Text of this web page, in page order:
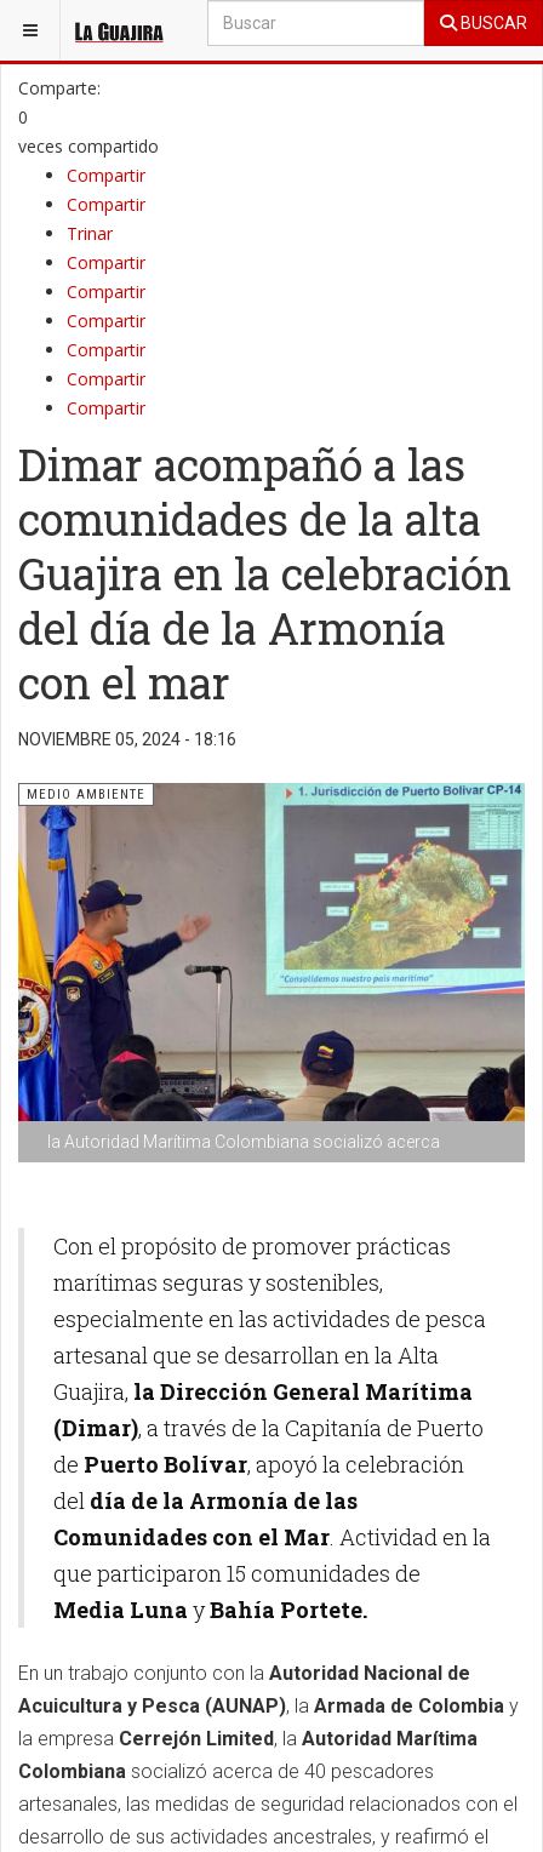
BUSCAR
ESTÁ AQUÍ: GENERAL MEDIO AMBIENTE
Comparte:
0
veces compartido
Compartir
Compartir
Trinar
Compartir
Compartir
Compartir
Compartir
Compartir
Compartir
Dimar acompañó a las
comunidades de la alta
Guajira en la celebración
del día de la Armonía
con el mar
NOVIEMBRE 05, 2024 - 18:16
la Autoridad Marítima Colombiana socializó acerca
MEDIO AMBIENTE
Con el propósito de promover prácticas
marítimas seguras y sostenibles,
especialmente en las actividades de pesca
artesanal que se desarrollan en la Alta
Guajira, la Dirección General Marítima
(Dimar), a través de la Capitanía de Puerto
de Puerto Bolívar, apoyó la celebración
del día de la Armonía de las
Comunidades con el Mar . Actividad en la
que participaron 15 comunidades de
Media Luna yBahía Portete.
En un trabajo conjunto con la Autoridad Nacional de
Acuicultura y Pesca (AUNAP), la Armada de Colombia y
la empresa Cerrejón Limited, la Autoridad Marítima
Colombiana socializó acerca de 40 pescadores
artesanales, las medidas de seguridad relacionados con el
desarrollo de sus actividades ancestrales, y reafirmó el